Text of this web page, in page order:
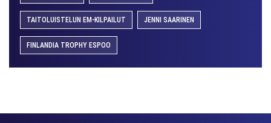
TAITOLUISTELUN EM-KILPAILUT JENNI SAARINEN
FINLANDIA TROPHY ESPOO